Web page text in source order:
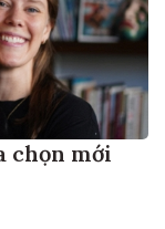
chọn mới